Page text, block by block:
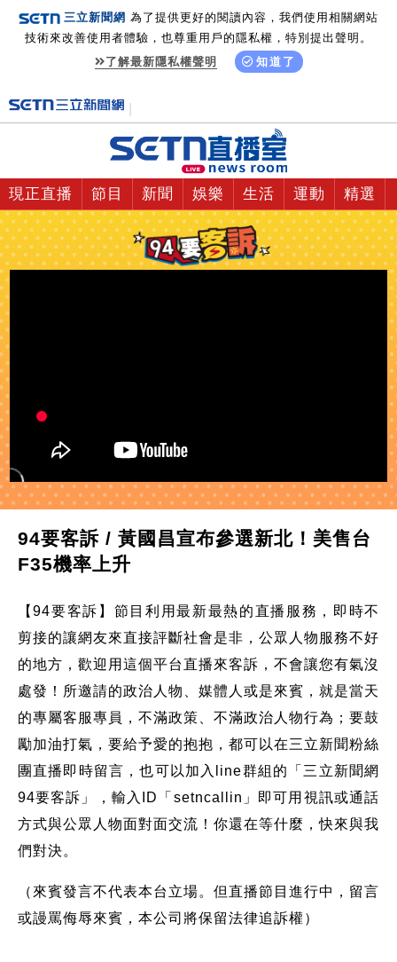
三立新聞網 為了提供更好的閱讀內容，我們使用相關網站
技術來改善使用者體驗，也尊重用戶的隱私權，特別提出聲明。
了解最新隱私權聲明
知道了
現正直播 節目 新聞 娛樂 生活 運動 精選
94要客訴 / 黃國昌宣布參選新北！美售台
F35機率上升
【94要客訴】節目利用最新最熱的直播服務，即時不
剪接的讓網友來直接評斷社會是非，公眾人物服務不好
的地方，歡迎用這個平台直播來客訴，不會讓您有氣沒
處發！所邀請的政治人物、媒體人或是來賓，就是當天
的專屬客服專員，不滿政策、不滿政治人物行為；要鼓
勵加油打氣，要給予愛的抱抱，都可以在三立新聞粉絲
團直播即時留言，也可以加入line群組的「三立新聞網
94要客訴」，輸入ID「setncallin」即可用視訊或通話
方式與公眾人物面對面交流！你還在等什麼，快來與我
們對決。
（來賓發言不代表本台立場。但直播節目進行中，留言
或謾罵侮辱來賓，本公司將保留法律追訴權）